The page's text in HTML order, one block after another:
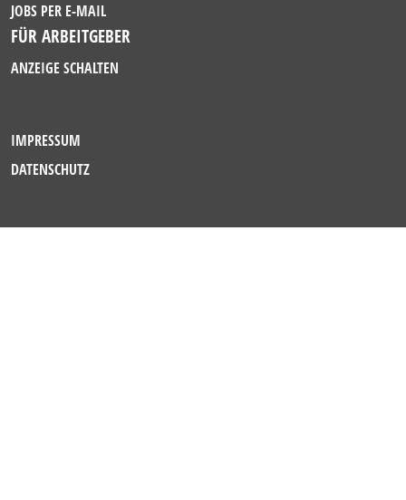
JOBS PER E-MAIL
FÜR ARBEITGEBER
ANZEIGE SCHALTEN
IMPRESSUM
DATENSCHUTZ